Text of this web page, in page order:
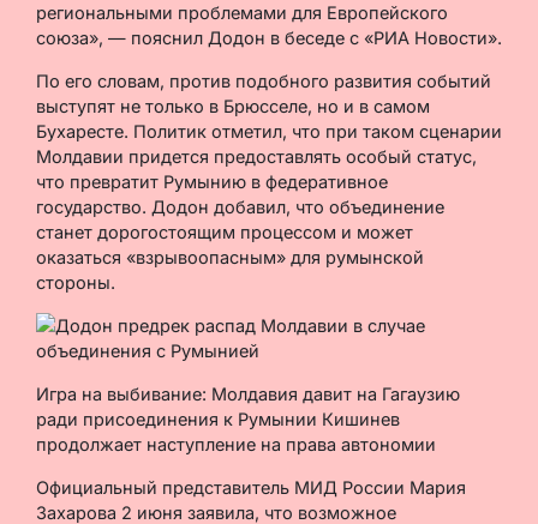
региональными проблемами для Европейского
союза», — пояснил Додон в беседе с «РИА Новости».
По его словам, против подобного развития событий
выступят не только в Брюсселе, но и в самом
Бухаресте. Политик отметил, что при таком сценарии
Молдавии придется предоставлять особый статус,
что превратит Румынию в федеративное
государство. Додон добавил, что объединение
станет дорогостоящим процессом и может
оказаться «взрывоопасным» для румынской
стороны.
Игра на выбивание: Молдавия давит на Гагаузию
ради присоединения к Румынии Кишинев
продолжает наступление на права автономии
Официальный представитель МИД России Мария
Захарова 2 июня заявила, что возможное